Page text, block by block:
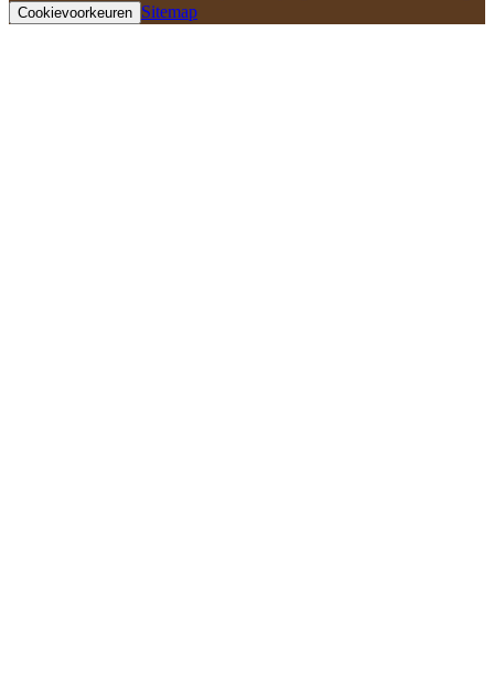
Cookievoorkeuren Sitemap